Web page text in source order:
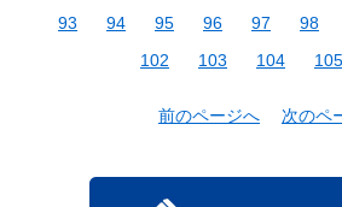
93
94 95 96 97 98
102
103 104 105
前のページへ 次のペ